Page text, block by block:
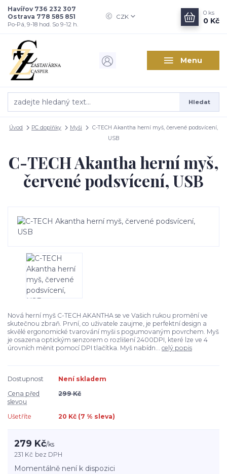
Menu
CZK
Hledat
Havířov 736 232 307
Ostrava 778 585 851
Po-Pá, 9-18 hod. So 9-12 h.
0 ks
0 Kč
Úvod PC doplňky Myši
C-TECH Akantha herní myš, červené podsvícení,
USB
C-TECH Akantha herní myš,
červené podsvícení, USB
Nová herní myš C-TECH AKANTHA se ve Vašich rukou promění ve
skutečnou zbraň. První, co uživatele zaujme, je perfektní design a
skvělé ergonomické tvarování myši s pogumovaným povrchem. Myš
je osazena optickým senzorem o rozlišení 2400DPI, které lze ve 4
úrovních měnit pomocí DPI tlačítka. Myš nabídn... celý popis
Dostupnost
Není skladem
Cena před
slevou
299 Kč
Ušetříte 20 Kč (7 % sleva)
279 Kč/ks
231 Kč bez DPH
Momentálně není k dispozici